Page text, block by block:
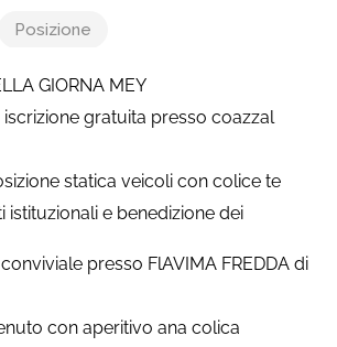
Posizione
GIORNA MEY
iscrizione gratuita presso coazzal
statica veicoli con colice te
istituzionali e benedizione dei
presso FlAVIMA FREDDA di
con aperitivo ana colica